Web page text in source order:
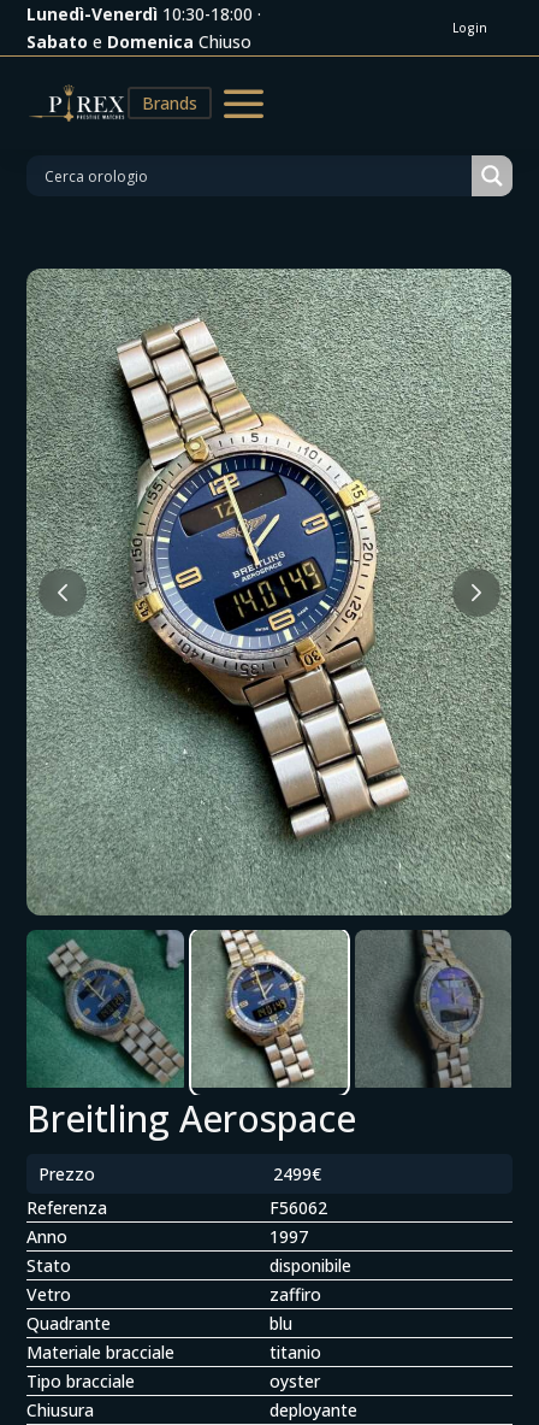
Lunedì-Venerdì 10:30-18:00 ·
Sabato e Domenica Chiuso
Login
Brands a
Breitling Aerospace
Prezzo
2499€
Referenza
F56062
Anno
1997
Stato
disponibile
Vetro
zaffiro
Quadrante
blu
Materiale bracciale
titanio
Tipo bracciale
oyster
Chiusura
deployante